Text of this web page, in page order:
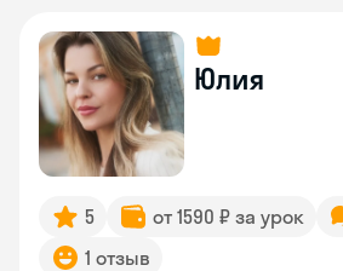
Юлия
5 от 1590 ₽ за урок
1 отзыв